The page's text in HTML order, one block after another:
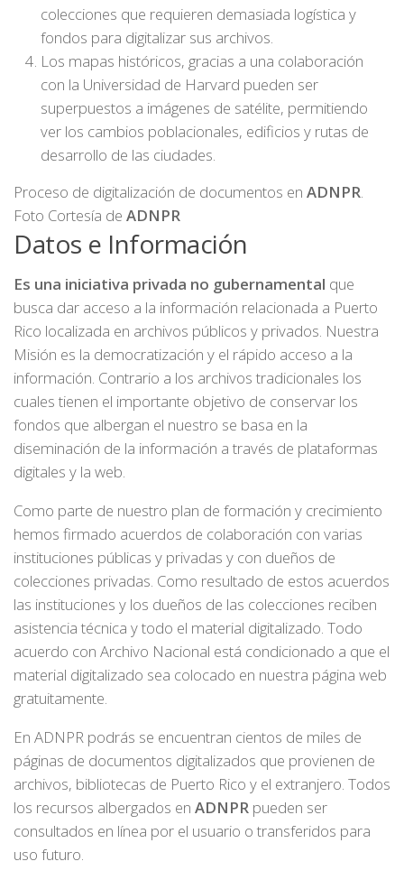
colecciones que requieren demasiada logística y
fondos para digitalizar sus archivos.
Los mapas históricos, gracias a una colaboración
con la Universidad de Harvard pueden ser
superpuestos a imágenes de satélite, permitiendo
ver los cambios poblacionales, edificios y rutas de
desarrollo de las ciudades.
Proceso de digitalización de documentos en ADNPR.
Foto Cortesía de ADNPR
Datos e Información
Es una iniciativa privada no gubernamental que
busca dar acceso a la información relacionada a Puerto
Rico localizada en archivos públicos y privados. Nuestra
Misión es la democratización y el rápido acceso a la
información. Contrario a los archivos tradicionales los
cuales tienen el importante objetivo de conservar los
fondos que albergan el nuestro se basa en la
diseminación de la información a través de plataformas
digitales y la web.
Como parte de nuestro plan de formación y crecimiento
hemos firmado acuerdos de colaboración con varias
instituciones públicas y privadas y con dueños de
colecciones privadas. Como resultado de estos acuerdos
las instituciones y los dueños de las colecciones reciben
asistencia técnica y todo el material digitalizado. Todo
acuerdo con Archivo Nacional está condicionado a que el
material digitalizado sea colocado en nuestra página web
gratuitamente.
En ADNPR podrás se encuentran cientos de miles de
páginas de documentos digitalizados que provienen de
archivos, bibliotecas de Puerto Rico y el extranjero. Todos
los recursos albergados en ADNPR pueden ser
consultados en línea por el usuario o transferidos para
uso futuro.